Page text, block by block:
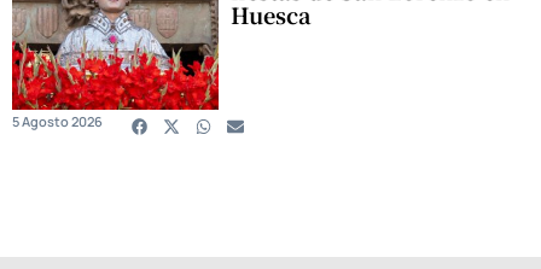
Huesca
5 Agosto 2026